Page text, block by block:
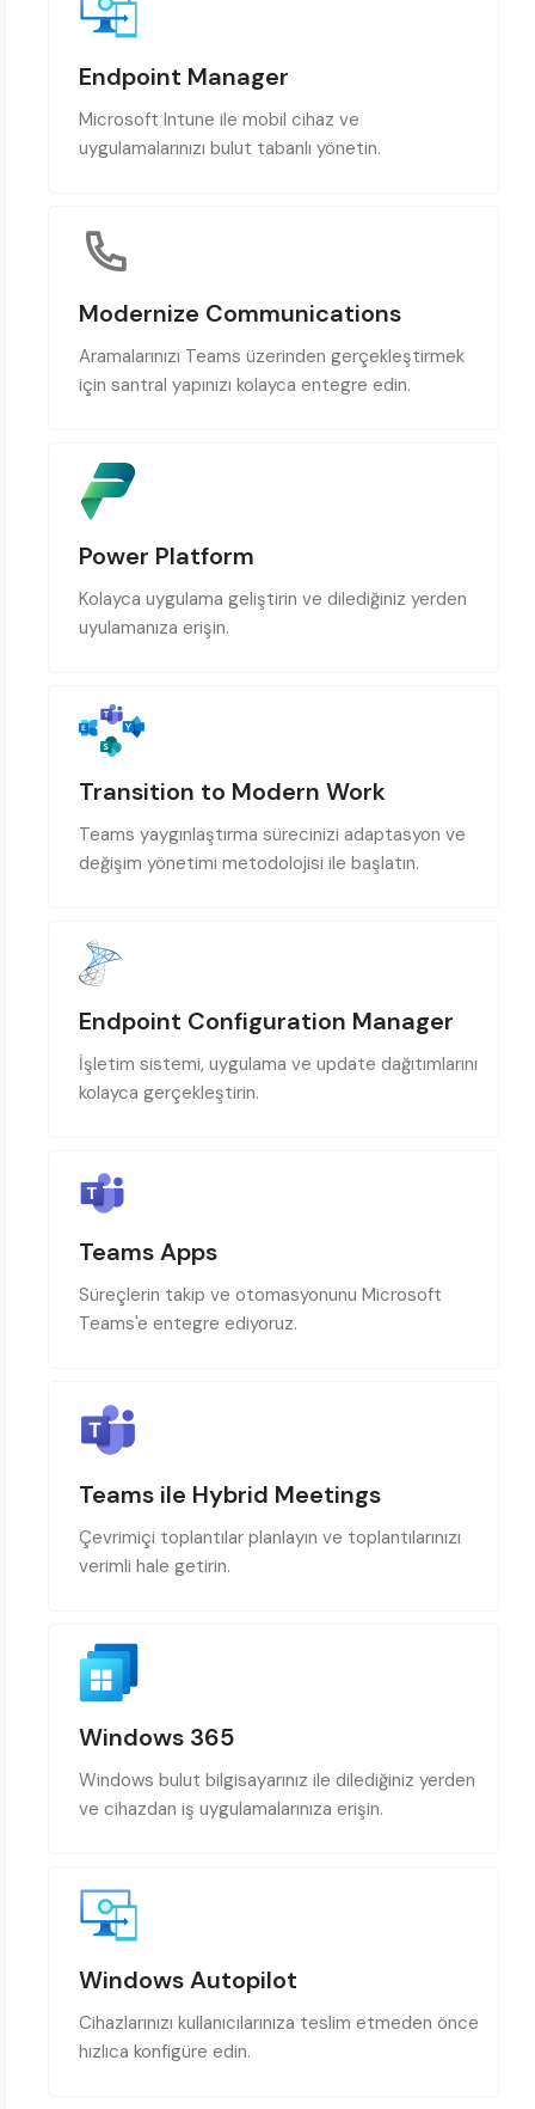
Endpoint Manager
Microsoft Intune ile mobil cihaz ve
uygulamalarınızı bulut tabanlı yönetin.
Modernize Communications
Aramalarınızı Teams üzerinden gerçekleştirmek
için santral yapınızı kolayca entegre edin.
Power Platform
Kolayca uygulama geliştirin ve dilediğiniz yerden
uyulamanıza erişin.
Transition to Modern Work
Teams yaygınlaştırma sürecinizi adaptasyon ve
değişim yönetimi metodolojisi ile başlatın.
Endpoint Configuration Manager
İşletim sistemi, uygulama ve update dağıtımlarını
kolayca gerçekleştirin.
Teams Apps
Süreçlerin takip ve otomasyonunu Microsoft
Teams'e entegre ediyoruz.
Teams ile Hybrid Meetings
Çevrimiçi toplantılar planlayın ve toplantılarınızı
verimli hale getirin.
Windows 365
Windows bulut bilgisayarınız ile dilediğiniz yerden
ve cihazdan iş uygulamalarınıza erişin.
Windows Autopilot
Cihazlarınızı kullanıcılarınıza teslim etmeden önce
hızlıca konfigüre edin.